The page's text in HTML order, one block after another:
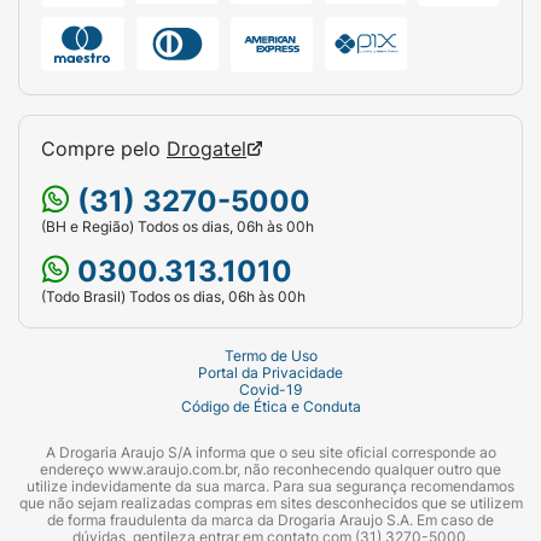
pode ser usado no cabelo seco ou molhado.
Para uma melhor finalização, aplicar uma vez
por dia, no mínimo 5 dias por semana. Não é
necessário enxaguar.
Produto cosmético, sem ação terapêutica.
Compre pelo Drogatel
(31) 3270-5000
(BH e Região) Todos os dias, 06h às 00h
0300.313.1010
(Todo Brasil) Todos os dias, 06h às 00h
Termo de Uso
Portal da Privacidade
Covid-19
Código de Ética e Conduta
A Drogaria Araujo S/A informa que o seu site oficial corresponde ao
endereço www.araujo.com.br, não reconhecendo qualquer outro que
utilize indevidamente da sua marca. Para sua segurança recomendamos
que não sejam realizadas compras em sites desconhecidos que se utilizem
de forma fraudulenta da marca da Drogaria Araujo S.A. Em caso de
dúvidas, gentileza entrar em contato com (31) 3270-5000.